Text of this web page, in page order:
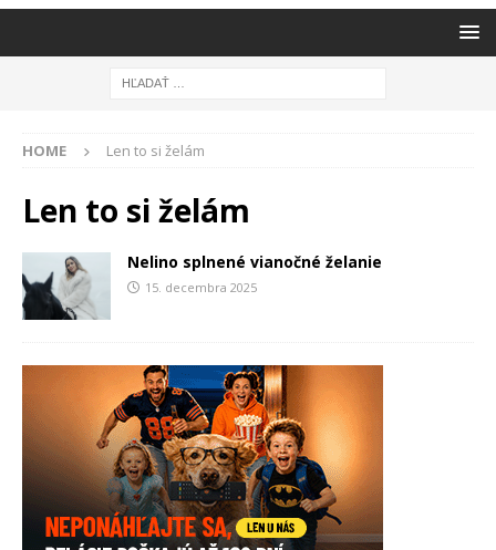
HOME Len to si želám
Len to si želám
Nelino splnené vianočné želanie
15. decembra 2025